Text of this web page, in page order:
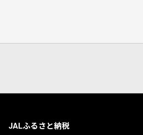
JALふるさと納税